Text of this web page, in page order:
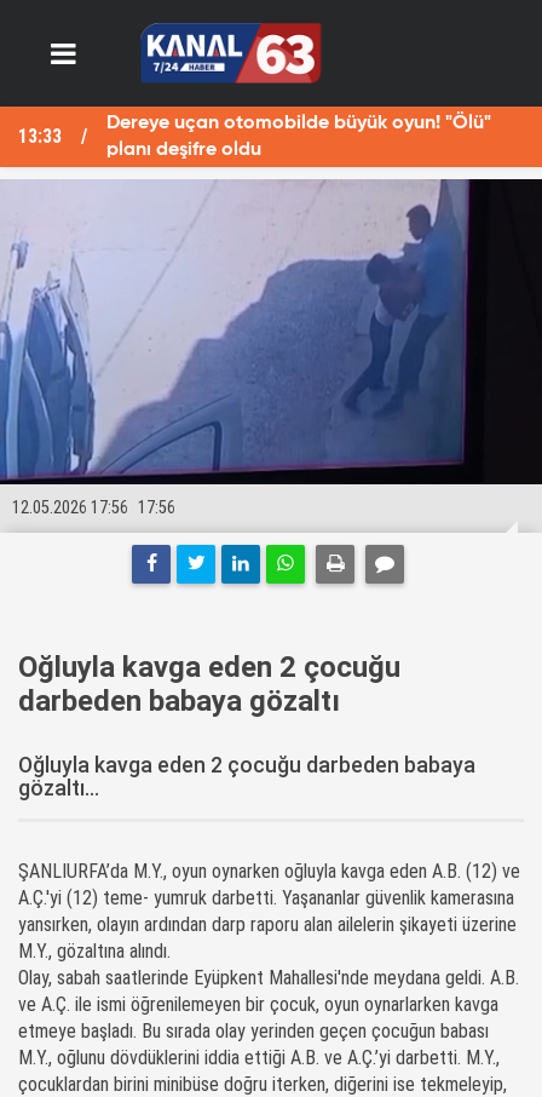
13:33
Dereye uçan otomobilde büyük oyun! "Ölü"
planı deşifre oldu
17:56
12.05.2026 17:56
Oğluyla kavga eden 2 çocuğu
darbeden babaya gözaltı
Oğluyla kavga eden 2 çocuğu darbeden babaya
gözaltı...
ŞANLIURFA’da M.Y., oyun oynarken oğluyla kavga eden A.B. (12) ve
A.Ç.'yi (12) teme- yumruk darbetti. Yaşananlar güvenlik kamerasına
yansırken, olayın ardından darp raporu alan ailelerin şikayeti üzerine
M.Y., gözaltına alındı.
Olay, sabah saatlerinde Eyüpkent Mahallesi'nde meydana geldi. A.B.
ve A.Ç. ile ismi öğrenilemeyen bir çocuk, oyun oynarlarken kavga
etmeye başladı. Bu sırada olay yerinden geçen çocuğun babası
M.Y., oğlunu dövdüklerini iddia ettiği A.B. ve A.Ç.’yi darbetti. M.Y.,
çocuklardan birini minibüse doğru iterken, diğerini ise tekmeleyip,